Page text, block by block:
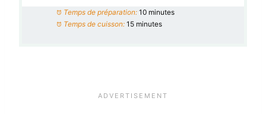
Temps de préparation: 10 minutes
Temps de cuisson: 15 minutes